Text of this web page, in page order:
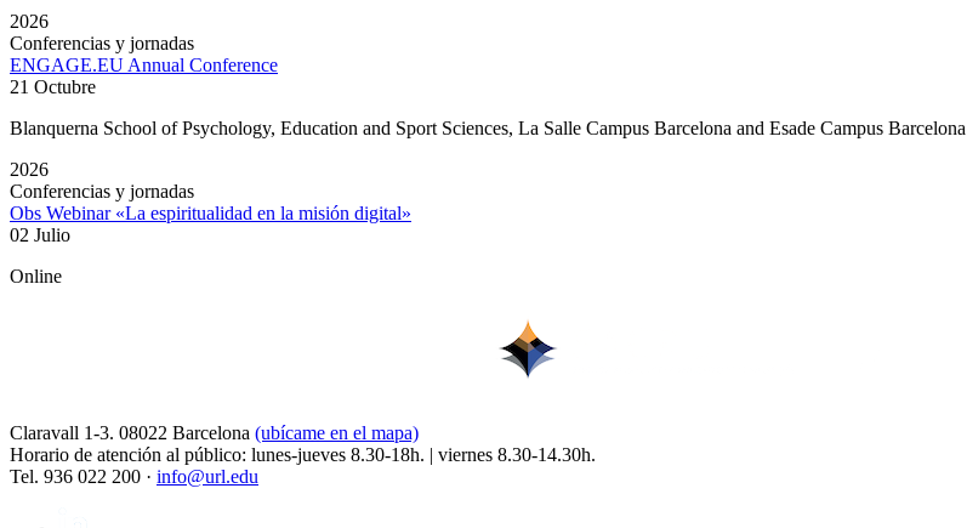
2026
Conferencias y jornadas
ENGAGE.EU Annual Conference
21 Octubre
Blanquerna School of Psychology, Education and Sport Sciences, La Salle Campus Barcelona and Esade Campus Barcelona
2026
Conferencias y jornadas
Obs Webinar «La espiritualidad en la misión digital»
02 Julio
Online
Claravall 1-3. 08022 Barcelona (ubícame en el mapa)
Horario de atención al público: lunes-jueves 8.30-18h. | viernes 8.30-14.30h.
Tel. 936 022 200 · info@url.edu